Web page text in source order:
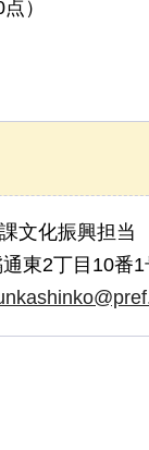
）
文化振興担当
東2丁目10番1